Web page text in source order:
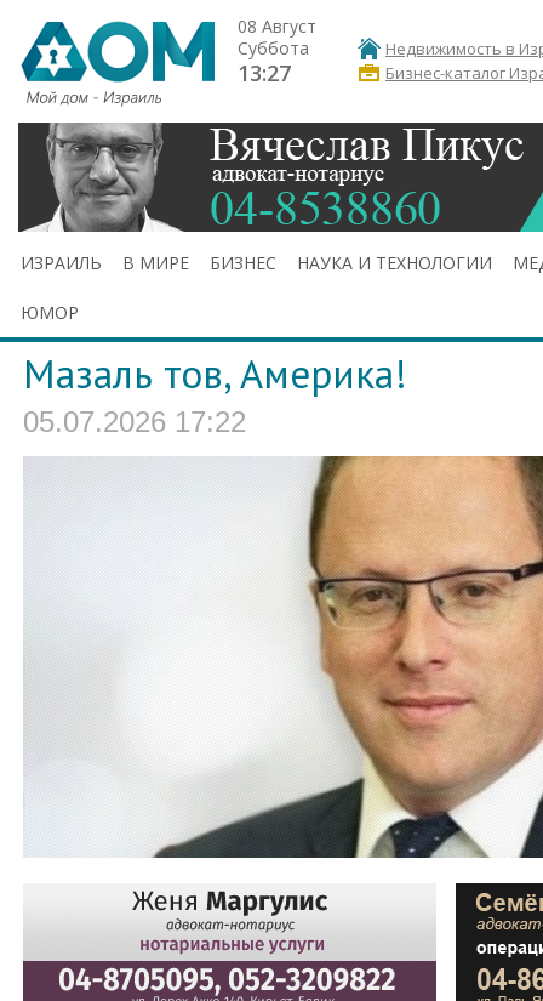
08 Август
Суббота
13:27
Недвижимость в
Бизнес-каталог
ИЗРАИЛЬ В МИРЕ БИЗНЕС НАУКА И ТЕХНОЛОГИИ
ЮМОР
Мазаль тов, Америка!
05.07.2026 17:22